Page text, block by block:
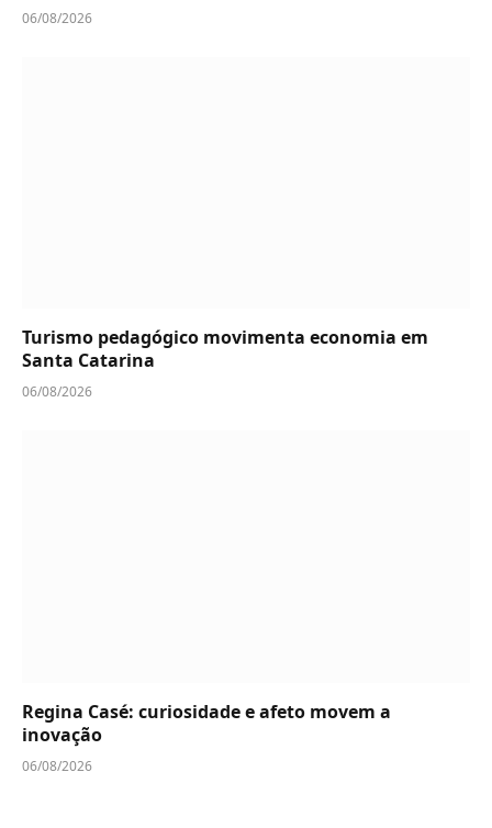
06/08/2026
Turismo pedagógico movimenta economia em
Santa Catarina
06/08/2026
Regina Casé: curiosidade e afeto movem a
inovação
06/08/2026